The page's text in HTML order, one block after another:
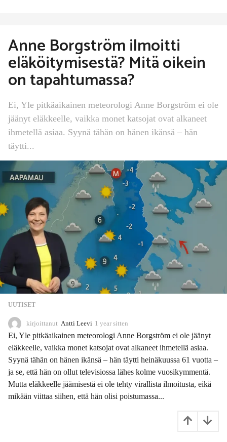
Anne Borgström ilmoitti
eläköitymisestä? Mitä oikein
on tapahtumassa?
Ei, Yle pitkäaikainen meteorologi Anne Borgström ei ole
jäänyt eläkkeelle, vaikka monet katsojat ovat alkaneet
ihmetellä asiaa. Syynä tähän on hänen ikänsä – hän
täytti...
UUTISET
kirjoittanut Antti Leevi 1 year sitten
1
o
n
t
s
s
Ei, Yle pitkäaikainen meteorologi Anne Borgström ei ole jäänyt
eläkkeelle, vaikka monet katsojat ovat alkaneet ihmetellä asiaa.
Syynä tähän on hänen ikänsä – hän täytti heinäkuussa 61 vuotta –
ja se, että hän on ollut televisiossa lähes kolme vuosikymmentä.
Mutta eläkkeelle jäämisestä ei ole tehty virallista ilmoitusta, eikä
mikään viittaa siihen, että hän olisi poistumassa...